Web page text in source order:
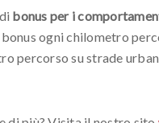
bonus per i
ogni chilometro
percorso su strade